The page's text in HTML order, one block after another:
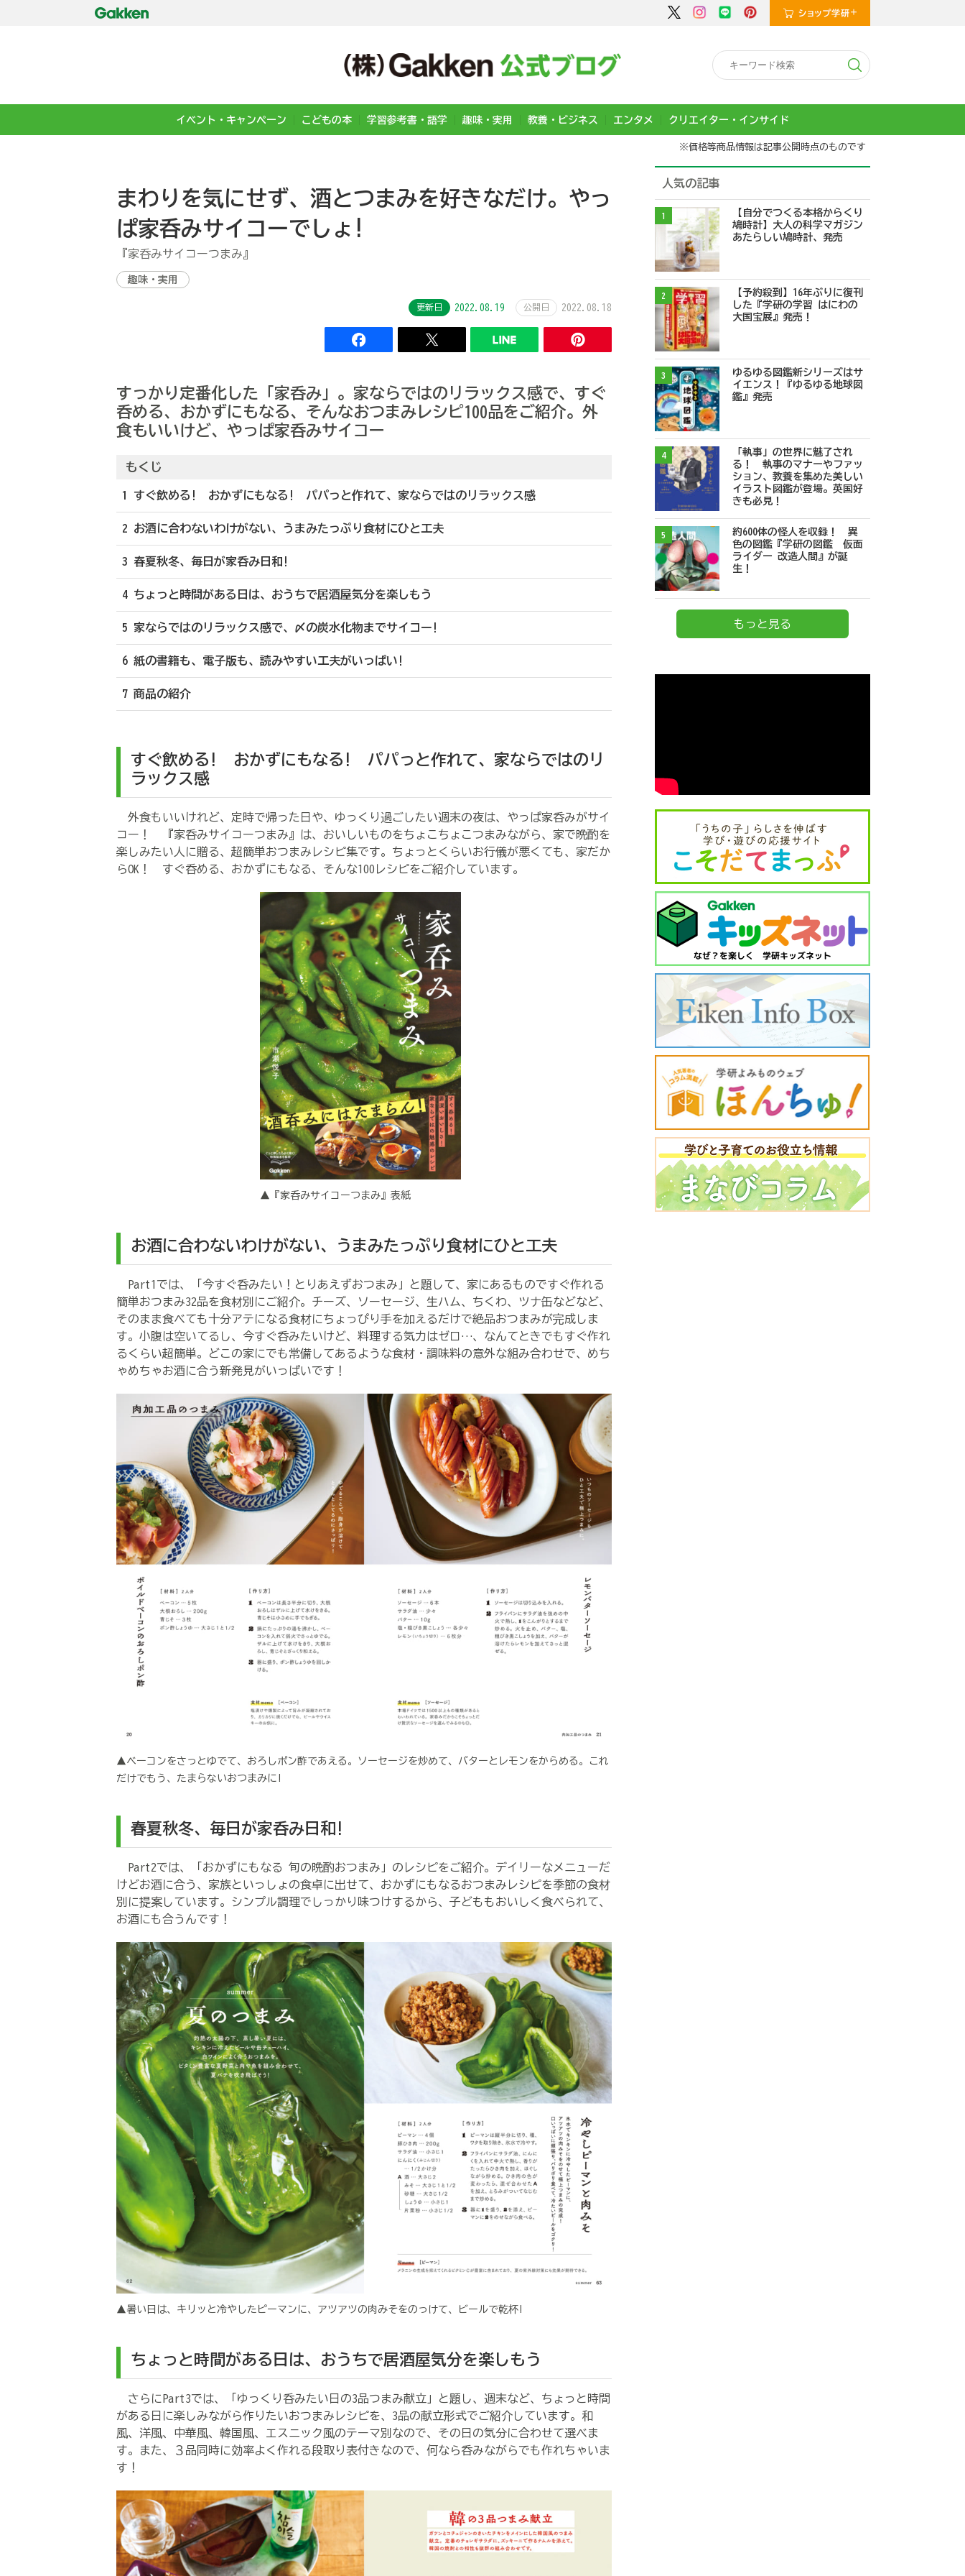
イベント・キャンペーン こどもの本 学習参考書・語学 趣味・実用 教養・ビジネス エンタメ クリエイター・インサイド
※価格等商品情報は記事公開時点のものです
まわりを気にせず、酒とつまみを好きなだけ。やっ
ぱ家呑みサイコーでしょ!
『家呑みサイコーつまみ』
趣味・実用
更新日 2022.08.19 公開日 2022.08.18
すっかり定番化した「家呑み」。家ならではのリラックス感で、すぐ
呑める、おかずにもなる、そんなおつまみレシピ100品をご紹介。外
食もいいけど、やっぱ家呑みサイコー
もくじ
1 すぐ飲める! おかずにもなる! パパっと作れて、家ならではのリラックス感
2 お酒に合わないわけがない、うまみたっぷり食材にひと工夫
3 春夏秋冬、毎日が家呑み日和!
4 ちょっと時間がある日は、おうちで居酒屋気分を楽しもう
5 家ならではのリラックス感で、〆の炭水化物までサイコー!
6 紙の書籍も、電子版も、読みやすい工夫がいっぱい!
7 商品の紹介
すぐ飲める! おかずにもなる!
パパっと作れて、家ならではのリ
ラックス感
外食もいいけれど、定時で帰った日や、ゆっくり過ごしたい週末の夜は、やっぱ家呑みがサイ
コー！ 『家呑みサイコーつまみ』は、おいしいものをちょこちょこつまみながら、家で晩酌を
楽しみたい人に贈る、超簡単おつまみレシピ集です。ちょっとくらいお行儀が悪くても、家だか
らOK！ すぐ呑める、おかずにもなる、そんな100レシピをご紹介しています。
▲『家呑みサイコーつまみ』表紙
お酒に合わないわけがない、うまみたっぷり食材にひと工夫
Part1では、「今すぐ呑みたい！とりあえずおつまみ」と題して、家にあるものですぐ作れる
簡単おつまみ32品を食材別にご紹介。チーズ、ソーセージ、生ハム、ちくわ、ツナ缶などなど、
そのまま食べても十分アテになる食材にちょっぴり手を加えるだけで絶品おつまみが完成しま
す。小腹は空いてるし、今すぐ呑みたいけど、料理する気力はゼロ…、なんてときでもすぐ作れ
るくらい超簡単。どこの家にでも常備してあるような食材・調味料の意外な組み合わせで、めち
ゃめちゃお酒に合う新発見がいっぱいです！
▲ベーコンをさっとゆでて、おろしポン酢であえる。ソーセージを炒めて、バターとレモンをからめる。これ
だけでもう、たまらないおつまみに!
春夏秋冬、毎日が家呑み日和!
Part2では、「おかずにもなる 旬の晩酌おつまみ」のレシピをご紹介。デイリーなメニューだ
けどお酒に合う、家族といっしょの食卓に出せて、おかずにもなるおつまみレシピを季節の食材
別に提案しています。シンプル調理でしっかり味つけするから、子どももおいしく食べられて、
お酒にも合うんです！
▲暑い日は、キリッと冷やしたピーマンに、アツアツの肉みそをのっけて、ビールで乾杯!
ちょっと時間がある日は、おうちで居酒屋気分を楽しもう
さらにPart3では、「ゆっくり呑みたい日の3品つまみ献立」と題し、週末など、ちょっと時間
がある日に楽しみながら作りたいおつまみレシピを、3品の献立形式でご紹介しています。和
風、洋風、中華風、韓国風、エスニック風のテーマ別なので、その日の気分に合わせて選べま
す。また、３品同時に効率よく作れる段取り表付きなので、何なら呑みながらでも作れちゃいま
す！
人気の記事
1
【自分でつくる本格からくり
鳩時計】大人の科学マガジン
あたらしい鳩時計、発売
2
【予約殺到】16年ぶりに復刊
した『学研の学習 はにわの
大国宝展』発売！
3
ゆるゆる図鑑新シリーズはサ
イエンス！『ゆるゆる地球図
鑑』発売
4
「執事」の世界に魅了され
る！ 執事のマナーやファッ
ション、教養を集めた美しい
イラスト図鑑が登場。英国好
きも必見！
5
約600体の怪人を収録！ 異
色の図鑑『学研の図鑑 仮面
ライダー 改造人間』が誕
生！
もっと見る